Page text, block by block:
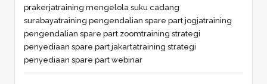
prakerjatraining mengelola suku cadang
surabayatraining pengendalian spare part jogjatraining
pengendalian spare part zoomtraining strategi
penyediaan spare part jakartatraining strategi
penyediaan spare part webinar